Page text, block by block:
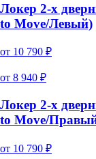
Локер 2-х
to Move/Левый)
от 10 790 ₽
от 8 940 ₽
Локер 2-х
to Move/
от 10 790 ₽